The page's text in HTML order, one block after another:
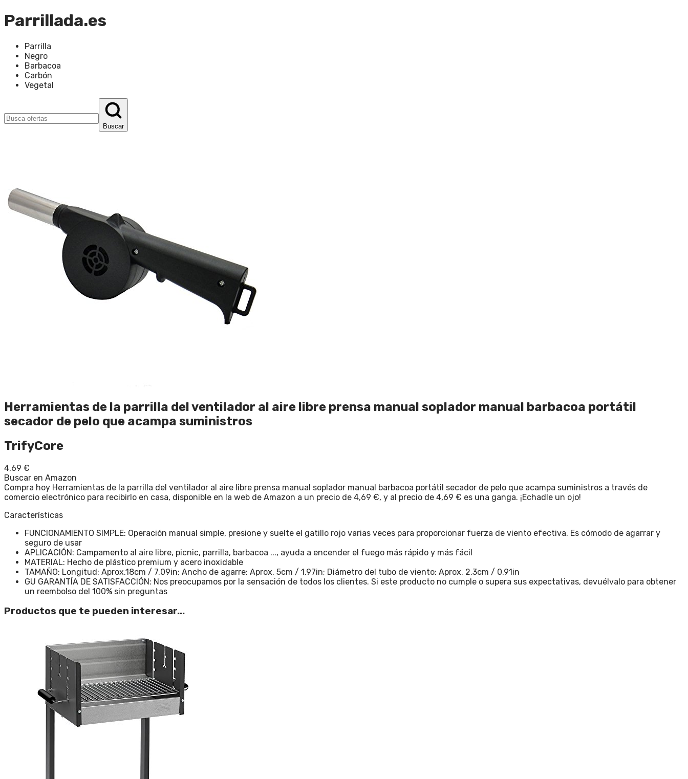
Parrillada.es
Parrilla
Negro
Barbacoa
Carbón
Vegetal
Buscar
Herramientas de la parrilla del ventilador al aire libre prensa manual soplador manual barbacoa portátil
secador de pelo que acampa suministros
TrifyCore
4,69 €
Buscar en Amazon
Compra hoy Herramientas de la parrilla del ventilador al aire libre prensa manual soplador manual barbacoa portátil secador de pelo que acampa suministros a través de
comercio electrónico para recibirlo en casa, disponible en la web de Amazon a un precio de 4,69 €, y al precio de 4,69 € es una ganga. ¡Echadle un ojo!
Características
FUNCIONAMIENTO SIMPLE: Operación manual simple, presione y suelte el gatillo rojo varias veces para proporcionar fuerza de viento efectiva. Es cómodo de agarrar y
seguro de usar
APLICACIÓN: Campamento al aire libre, picnic, parrilla, barbacoa ..., ayuda a encender el fuego más rápido y más fácil
MATERIAL: Hecho de plástico premium y acero inoxidable
TAMAÑO: Longitud: Aprox.18cm / 7.09in; Ancho de agarre: Aprox. 5cm / 1.97in; Diámetro del tubo de viento: Aprox. 2.3cm / 0.91in
GU GARANTÍA DE SATISFACCIÓN: Nos preocupamos por la sensación de todos los clientes. Si este producto no cumple o supera sus expectativas, devuélvalo para obtener
un reembolso del 100% sin preguntas
Productos que te pueden interesar...